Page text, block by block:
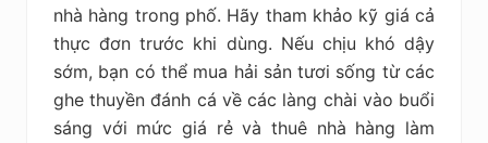
nhà hàng trong phố. Hãy tham khảo kỹ giá cả
thực đơn trước khi dùng. Nếu chịu khó dậy
sớm, bạn có thể mua hải sản tươi sống từ các
ghe thuyền đánh cá về các làng chài vào buổi
sáng với mức giá rẻ và thuê nhà hàng làm